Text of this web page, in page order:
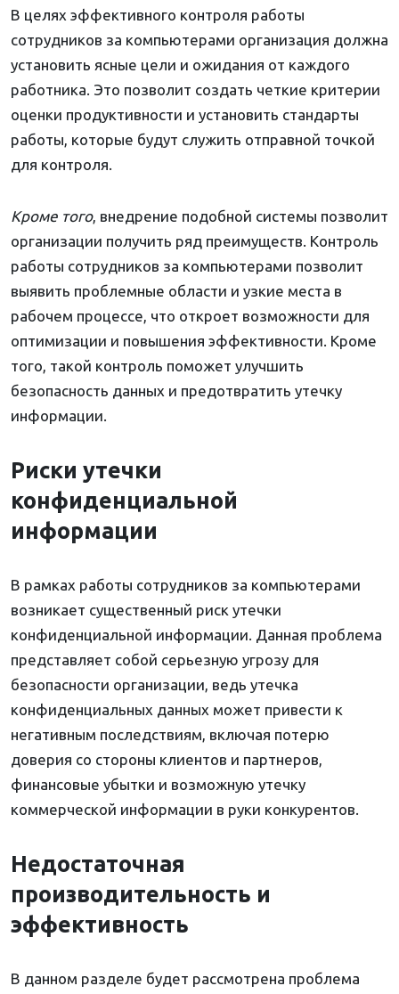
В целях эффективного контроля работы
сотрудников за компьютерами организация должна
установить ясные цели и ожидания от каждого
работника. Это позволит создать четкие критерии
оценки продуктивности и установить стандарты
работы, которые будут служить отправной точкой
для контроля.
Кроме того, внедрение подобной системы позволит
организации получить ряд преимуществ. Контроль
работы сотрудников за компьютерами позволит
выявить проблемные области и узкие места в
рабочем процессе, что откроет возможности для
оптимизации и повышения эффективности. Кроме
того, такой контроль поможет улучшить
безопасность данных и предотвратить утечку
информации.
Риски утечки
конфиденциальной
информации
В рамках работы сотрудников за компьютерами
возникает существенный риск утечки
конфиденциальной информации. Данная проблема
представляет собой серьезную угрозу для
безопасности организации, ведь утечка
конфиденциальных данных может привести к
негативным последствиям, включая потерю
доверия со стороны клиентов и партнеров,
финансовые убытки и возможную утечку
коммерческой информации в руки конкурентов.
Недостаточная
производительность и
эффективность
В данном разделе будет рассмотрена проблема